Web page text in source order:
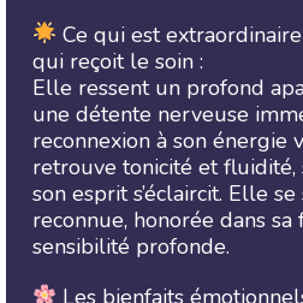
Ce qui est
qui reçoit le soin :
Elle ressent un profond
une détente nerveuse
reconnexion à son énergie
retrouve tonicité et
son esprit s’éclaircit. Elle
reconnue, honorée dans
sensibilité profonde.
Les bienfaits